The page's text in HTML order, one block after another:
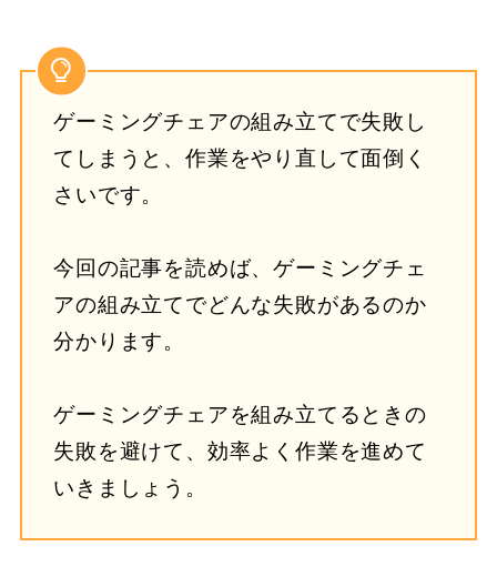
ゲーミングチェアの組み立てで失敗し
てしまうと、作業をやり直して面倒く
さいです。
今回の記事を読めば、ゲーミングチェ
アの組み立てでどんな失敗があるのか
分かります。
ゲーミングチェアを組み立てるときの
失敗を避けて、効率よく作業を進めて
いきましょう。